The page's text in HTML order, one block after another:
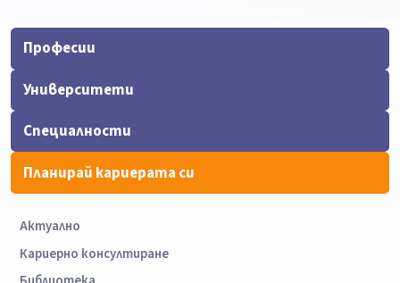
Професии
Университети
Специалности
Планирай кариерата си
Актуално
Кариерно консултиране